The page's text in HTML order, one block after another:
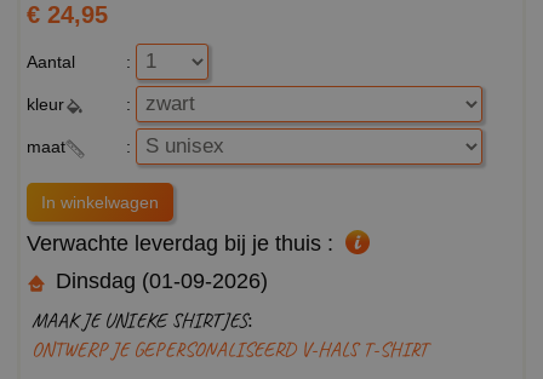
€ 24,95
Aantal :
kleur :
maat :
Verwachte leverdag bij je thuis :
Dinsdag (01-09-2026)
MAAK JE UNIEKE SHIRTJES:
ONTWERP JE GEPERSONALISEERD V-HALS T-SHIRT